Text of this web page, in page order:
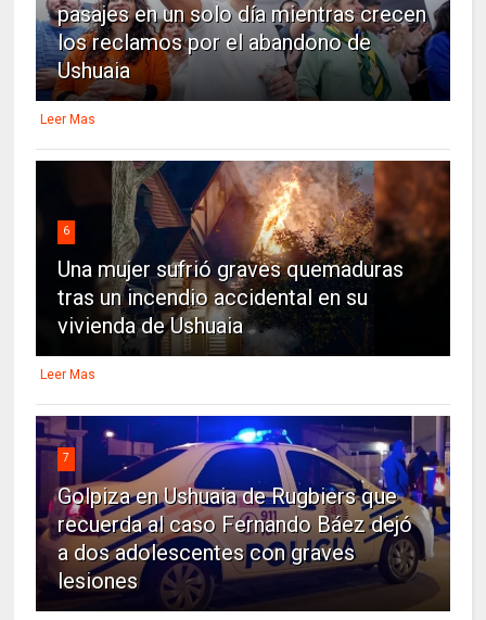
pasajes en un solo día mientras crecen
los reclamos por el abandono de
Ushuaia
Leer Mas
6
Una mujer sufrió graves quemaduras
tras un incendio accidental en su
vivienda de Ushuaia
Leer Mas
7
Golpiza en Ushuaia de Rugbiers que
recuerda al caso Fernando Báez dejó
a dos adolescentes con graves
lesiones